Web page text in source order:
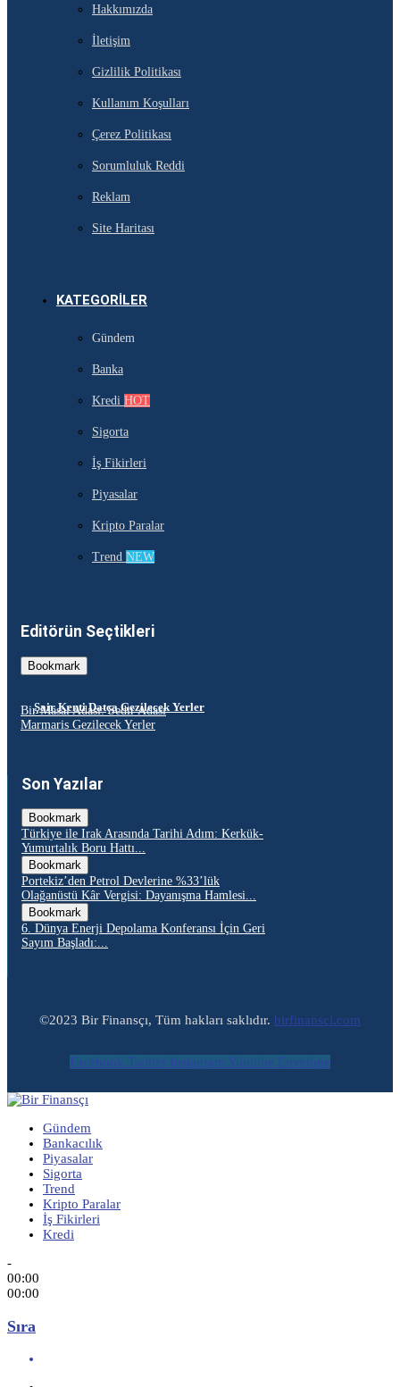
Hakkımızda
İletişim
Gizlilik Politikası
Kullanım Koşulları
Çerez Politikası
Sorumluluk Reddi
Reklam
Site Haritası
KATEGORILER
Gündem
Banka
Kredi HOT
Sigorta
İş Fikirleri
Piyasalar
Kripto Paralar
Trend NEW
Editörün Seçtikleri
Bookmark
Şair Kenti Datça Gezilecek Yerler
Bir Masal Adası: Sedir Adası
Marmaris Gezilecek Yerler
Son Yazılar
Bookmark
Türkiye ile Irak Arasında Tarihi Adım: Kerkük-
Yumurtalık Boru Hattı...
Bookmark
Portekiz’den Petrol Devlerine %33’lük
Olağanüstü Kâr Vergisi: Dayanışma Hamlesi...
Bookmark
6. Dünya Enerji Depolama Konferansı İçin Geri
Sayım Başladı:...
©2023 Bir Finansçı, Tüm hakları saklıdır. birfinansci.com
Facebook Twitter Instagram Youtube Envelope
Gündem
Bankacılık
Piyasalar
Sigorta
Trend
Kripto Paralar
İş Fikirleri
Kredi
-
00:00
00:00
Sıra